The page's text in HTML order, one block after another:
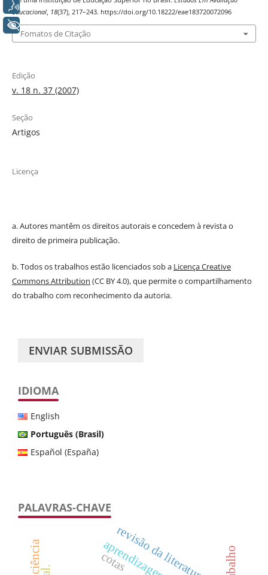
Educacional, 18(37), 217–243. https://doi.org/10.18222/eae183720072096
Fomatos de Citação
Edição
v. 18 n. 37 (2007)
Seção
Artigos
Licença
a. Autores mantêm os direitos autorais e concedem à revista o
direito de primeira publicação.
b. Todos os trabalhos estão licenciados sob a Licença Creative
Commons Attribution (CC BY 4.0), que permite o compartilhamento
do trabalho com reconhecimento da autoria.
ENVIAR SUBMISSÃO
IDIOMA
English
Português (Brasil)
Español (España)
PALAVRAS-CHAVE
aprendizagem.
cotasrevisão da literatura
Voz
+ Acessibilidade